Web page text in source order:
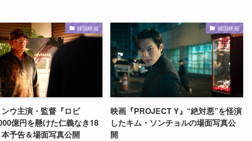
韓国映画
ウ主演・監督『ロビ
億円を懸けた仁義なき18
予告＆場面写真公開
韓国映画
映画『PROJECT Y』“絶対悪”を怪演
したキム・ソンチョルの場面写真公
開